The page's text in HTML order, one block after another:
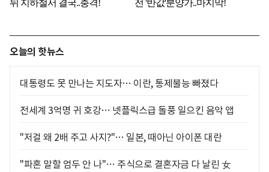
오늘의 핫뉴스
대통령도 못 만나는 지도자… 이란, 통제불능 빠졌다
전세계 3억명 귀 호강… 넷플릭스급 돌풍 일으킨 음악 앱
"저걸 왜 2배 주고 사지?"… 일본, 때아닌 아이폰 대란
"파혼 말할 엄두 안 나"… 주식으로 결혼자금 다 날린 女